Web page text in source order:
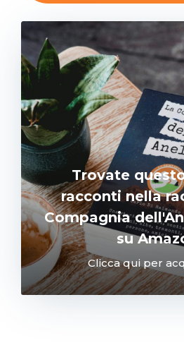
Trovate
racconti nella
Compagnia
su
Clicca qui per